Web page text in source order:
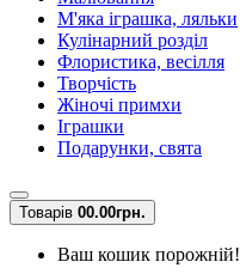
М'яка іграшка, ляльки
Кулінарний розділ
Флористика, весілля
Творчість
Жіночі примхи
Іграшки
Подарунки, свята
Товарів 00.00грн.
Ваш кошик порожній!